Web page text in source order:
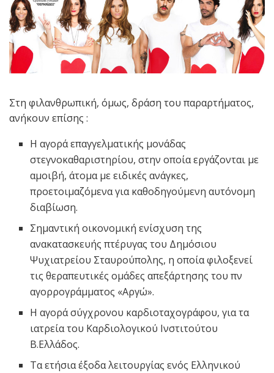
Στη φιλανθρωπική, όμως, δράση του παραρτήματος,
ανήκουν επίσης :
Η αγορά επαγγελματικής μονάδας
στεγνοκαθαριστηρίου, στην οποία εργάζονται με
αμοιβή, άτομα με ειδικές ανάγκες,
προετοιμαζόμενα για καθοδηγούμενη αυτόνομη
διαβίωση.
Σημαντική οικονομική ενίσχυση της
ανακατασκευής πτέρυγας του Δημόσιου
Ψυχιατρείου Σταυρούπολης, η οποία φιλοξενεί
τις θεραπευτικές ομάδες απεξάρτησης του πν
αγορρογράμματος «Αργώ».
Η αγορά σύγχρονου καρδιοταχογράφου, για τα
ιατρεία του Καρδιολογικού Ινστιτούτου
Β.Ελλάδος.
Τα ετήσια έξοδα λειτουργίας ενός Ελληνικού